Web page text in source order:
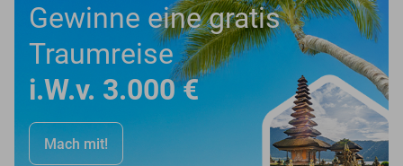
Gewinne eine gratis
Traumreise
i.W.v. 3.000 €
Mach mit!